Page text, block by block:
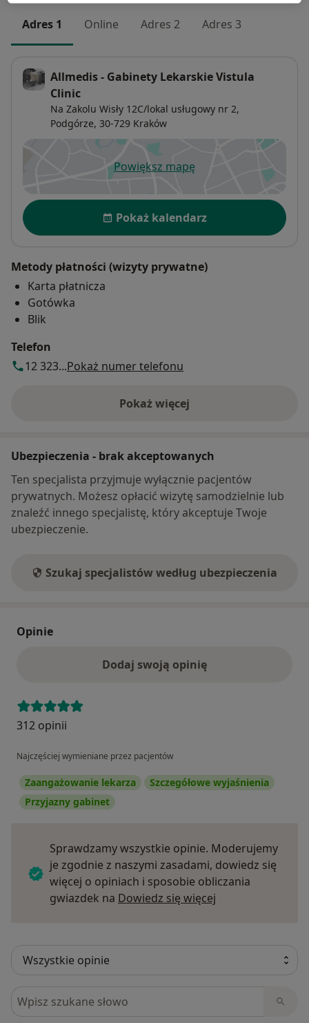
Adres 1 Online Adres 2 Adres 3
Allmedis - Gabinety Lekarskie Vistula
Clinic
Na Zakolu Wisły 12C/lokal usługowy nr 2,
Podgórze, 30-729 Kraków
Powiększ mapęotwiera się w nowej karcie
Dostępność
Pokaż kalendarz
Metody płatności (wizyty prywatne)
Karta płatnicza
Gotówka
Blik
Telefon
12 323...Pokaż numer telefonu
Pokaż więcej
o adresie
Ubezpieczenia - brak akceptowanych
Ten specjalista przyjmuje wyłącznie pacjentów
prywatnych. Możesz opłacić wizytę samodzielnie lub
znaleźć innego specjalistę, który akceptuje Twoje
ubezpieczenie.
Szukaj specjalistów według ubezpieczenia
Opinie
Dodaj swoją opinię
312 opinii
Najczęściej wymieniane przez pacjentów
Zaangażowanie lekarza
Szczegółowe wyjaśnienia
Przyjazny gabinet
Sprawdzamy wszystkie opinie. Moderujemy
je zgodnie z naszymi zasadami, dowiedz się
więcej o opiniach i sposobie obliczania
gwiazdek na Dowiedz się więcej
Szukaj w opiniach